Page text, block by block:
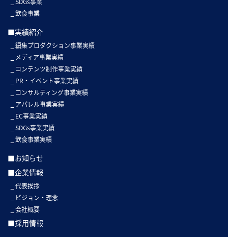
飲食事業
■実績紹介
編集プロダクション事業実績
メディア事業実績
コンテンツ制作事業実績
PR・イベント事業実績
コンサルティング事業実績
アパレル事業実績
EC事業実績
SDGs事業実績
飲食事業実績
■お知らせ
■企業情報
代表挨拶
ビジョン・理念
会社概要
■採用情報